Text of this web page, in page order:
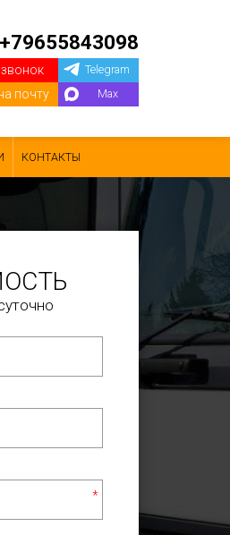
+79655843098
почту
Telegram
Max
КОНТАКТЫ
*